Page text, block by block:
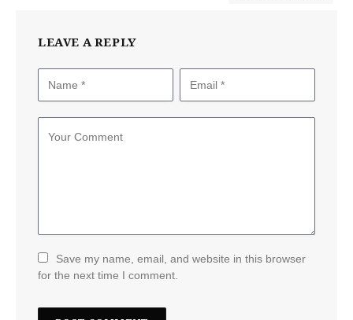
LEAVE A REPLY
Save my name, email, and website in this browser
for the next time I comment.